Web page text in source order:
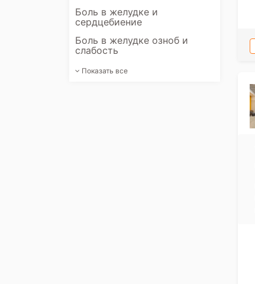
Боль в желудке и
сердцебиение
Боль в желудке озноб и
слабость
Показать все